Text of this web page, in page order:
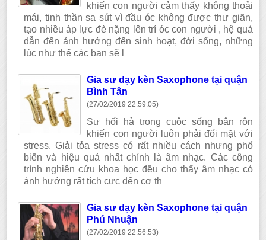
khiến con người cảm thấy không thoải
mái, tinh thần sa sút vì đầu óc không được thư giãn,
tạo nhiều áp lực đè nặng lên trí óc con người , hệ quả
dẫn đến ảnh hưởng đến sinh hoạt, đời sống, những
lúc như thế các bạn sẽ l
Gia sư dạy kèn Saxophone tại quận
Bình Tân
(27/02/2019 22:59:05)
Sự hối hả trong cuộc sống bận rộn
khiến con người luôn phải đối mặt với
stress. Giải tỏa stress có rất nhiều cách nhưng phổ
biến và hiệu quả nhất chính là âm nhạc. Các công
trình nghiên cứu khoa học đều cho thấy âm nhạc có
ảnh hưởng rất tích cực đến cơ th
Gia sư dạy kèn Saxophone tại quận
Phú Nhuận
(27/02/2019 22:56:53)